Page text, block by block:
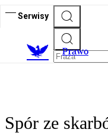
Serwisy
Prawo
Spór ze